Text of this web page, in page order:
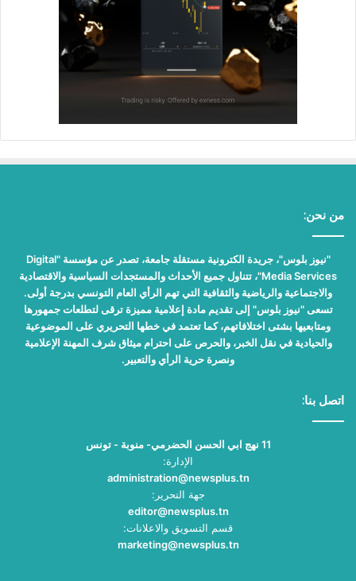
من نحن:
"نيوز بلوس"، جريدة الكترونية مستقلة جامعة، تصدر عن مؤسسة "Digital
Media Services"، تتناول جميع الأحداث والمستجدات السياسية والاقتصادية
والاجتماعية والرياضية والثقافية التي تهم الرأي العام التونسي بدرجة أولى.
تسعى "نيوز بلوس" إلى تقديم مادة إعلامية مميزة ترقى لتطلعات جمهورها
ومتابعيها بشتى اختلافاتهم، كما تعتمد في خطها التحريري على الموضوعية
والحيادية في نقل الخبر، والحرص على احترام ميثاق شرف المهنة الإعلامية
ونصرة حرية الرأي والتعبير.
اتصل بنا:
11 نهج ابي الحسن الحضرمي- منوبة - تونس
الإدارة:
administration@newsplus.tn
جهة التحرير:
editor@newsplus.tn
قسم التسويق والاعلانات:
marketing@newsplus.tn